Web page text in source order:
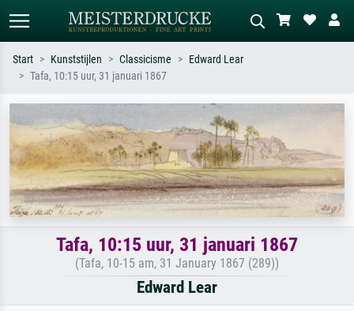
Zoek op kunstenaar, titel of stijl – bijv.
Monet, Sterrennacht, impressionisme,
Hokusai-golf, naakt.
Beschrijf de scène – bijv. groene
weide, abstract met veel rood, donker
olieverfschilderij, staand naakt naast
een boom.
Start Kunststijlen Classicisme
Edward Lear
Tafa, 10:15 uur, 31 januari 1867
Tafa, 10:15 uur, 31 januari 1867
(Tafa, 10-15 am, 31 January 1867 (289))
Edward Lear